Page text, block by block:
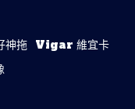
神拖 Vigar 維宜卡